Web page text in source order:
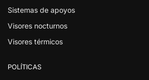
Sistemas de apoyos
Visores nocturnos
Visores térmicos
POLÍTICAS